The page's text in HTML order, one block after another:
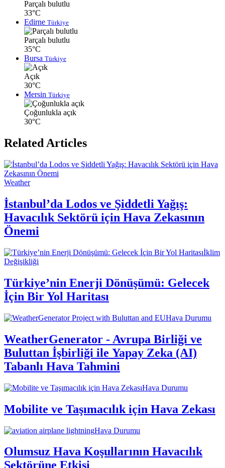
Parçalı bulutlu
33°C
Edirne Türkiye
Parçalı bulutlu
35°C
Bursa Türkiye
Açık
30°C
Mersin Türkiye
Çoğunlukla açık
30°C
Related Articles
Weather
İstanbul’da Lodos ve Şiddetli Yağış:
Havacılık Sektörü için Hava Zekasının
Önemi
İklim
Değişikliği
Türkiye’nin Enerji Dönüşümü: Gelecek
İçin Bir Yol Haritası
Hava Durumu
WeatherGenerator - Avrupa Birliği ve
Buluttan İşbirliği ile Yapay Zeka (AI)
Tabanlı Hava Tahmini
Hava Durumu
Mobilite ve Taşımacılık için Hava Zekası
Hava Durumu
Olumsuz Hava Koşullarının Havacılık
Sektörüne Etkisi